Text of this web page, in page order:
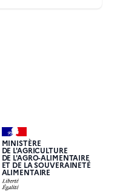
MINISTÈRE
DE L'AGRICULTURE
DE L'AGRO-ALIMENTAIRE
ET DE LA SOUVERAINETÉ
ALIMENTAIRE